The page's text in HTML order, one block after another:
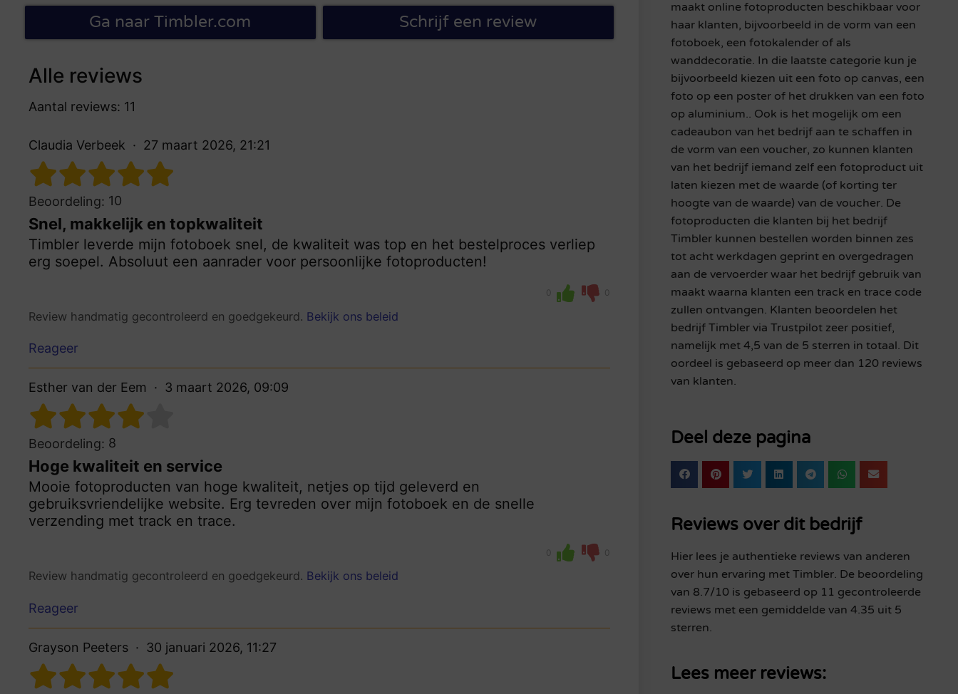
Ga naar Timbler.com Schrijf een review
Alle reviews
Aantal reviews: 11
Claudia Verbeek 27 maart 2026, 21:21
Beoordeling: 10
Snel, makkelijk en topkwaliteit
Timbler leverde mijn fotoboek snel, de kwaliteit was top en het bestelproces verliep
erg soepel. Absoluut een aanrader voor persoonlijke fotoproducten!
0 0
Review handmatig gecontroleerd en goedgekeurd. Bekijk ons beleid
Reageer
Esther van der Eem 3 maart 2026, 09:09
Beoordeling: 8
Hoge kwaliteit en service
Mooie fotoproducten van hoge kwaliteit, netjes op tijd geleverd en
gebruiksvriendelijke website. Erg tevreden over mijn fotoboek en de snelle
verzending met track en trace.
0 0
Review handmatig gecontroleerd en goedgekeurd. Bekijk ons beleid
Reageer
Grayson Peeters 30 januari 2026, 11:27
maakt online fotoproducten beschikbaar voor
haar klanten, bijvoorbeeld in de vorm van een
fotoboek, een fotokalender of als
wanddecoratie. In die laatste categorie kun je
bijvoorbeeld kiezen uit een foto op canvas, een
foto op een poster of het drukken van een foto
op aluminium.. Ook is het mogelijk om een
cadeaubon van het bedrijf aan te schaffen in
de vorm van een voucher, zo kunnen klanten
van het bedrijf iemand zelf een fotoproduct uit
laten kiezen met de waarde (of korting ter
hoogte van de waarde) van de voucher. De
fotoproducten die klanten bij het bedrijf
Timbler kunnen bestellen worden binnen zes
tot acht werkdagen geprint en overgedragen
aan de vervoerder waar het bedrijf gebruik van
maakt waarna klanten een track en trace code
zullen ontvangen. Klanten beoordelen het
bedrijf Timbler via Trustpilot zeer positief,
namelijk met 4,5 van de 5 sterren in totaal. Dit
oordeel is gebaseerd op meer dan 120 reviews
van klanten.
Deel deze pagina
Reviews over dit bedrijf
Hier lees je authentieke reviews van anderen
over hun ervaring met Timbler. De beoordeling
van 8.7/10 is gebaseerd op 11 gecontroleerde
reviews met een gemiddelde van 4.35 uit 5
sterren.
Lees meer reviews: